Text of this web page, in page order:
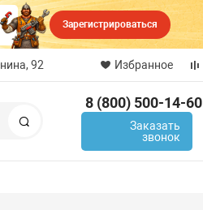
Зарегистрироваться
92 Избранное
8 (800) 500-14-60
Заказать
звонок